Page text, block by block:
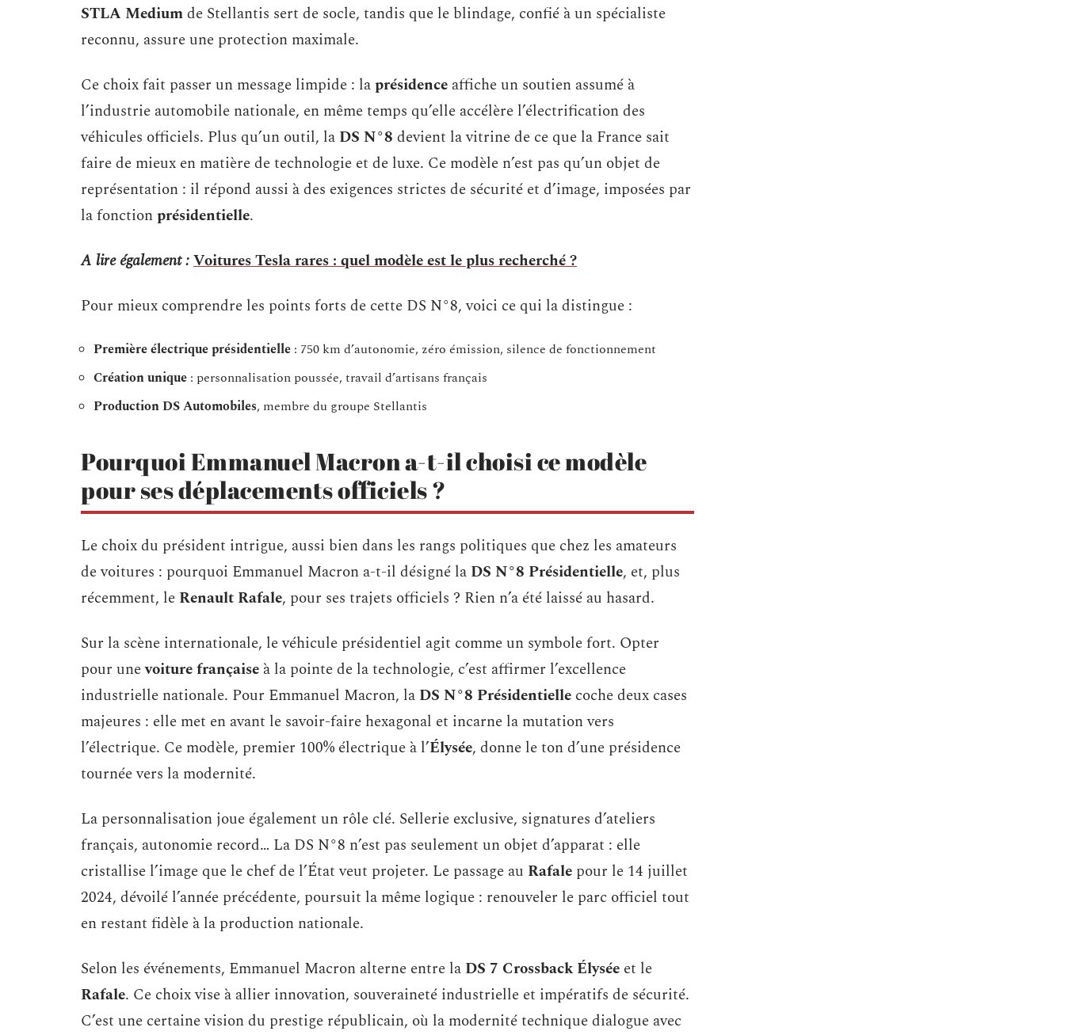
STLA Mediumde Stellantis sert de socle, tandis que le blindage, confié à un spécialiste
reconnu, assure une protection maximale.
Ce choix fait passer un message limpide : laprésidence affiche un soutien assumé à
l’industrie automobile nationale, en même temps qu’elle accélère l’électrification des
véhicules officiels. Plus qu’un outil, la DS N°8 devient la vitrine de ce que la France sait
faire de mieux en matière de technologie et de luxe. Ce modèle n’est pas qu’un objet de
représentation : il répond aussi à des exigences strictes de sécurité et d’image, imposées par
la fonctionprésidentielle.
A lire également :Voitures Tesla rares : quel modèle est le plus recherché ?
Pour mieux comprendre les points forts de cette DS N°8, voici ce qui la distingue :
Première électrique présidentielle : 750 km d’autonomie, zéro émission, silence de fonctionnement
Création unique : personnalisation poussée, travail d’artisans français
Production DS Automobiles, membre du groupe Stellantis
Pourquoi Emmanuel Macron a-t-il choisi ce modèle
pour ses déplacements officiels ?
Le choix du président intrigue, aussi bien dans les rangs politiques que chez les amateurs
de voitures : pourquoi Emmanuel Macron a-t-il désigné la DS N°8 Présidentielle, et, plus
récemment, le Renault Rafale, pour ses trajets officiels ? Rien n’a été laissé au hasard.
Sur la scène internationale, le véhicule présidentiel agit comme un symbole fort. Opter
pour unevoiture française à la pointe de la technologie, c’est affirmer l’excellence
industrielle nationale. Pour Emmanuel Macron, la DS N°8 Présidentielle coche deux cases
majeures : elle met en avant le savoir-faire hexagonal et incarne la mutation vers
l’électrique. Ce modèle, premier 100% électrique à l’Élysée, donne le ton d’une présidence
tournée vers la modernité.
La personnalisation joue également un rôle clé. Sellerie exclusive, signatures d’ateliers
français, autonomie record… La DS N°8 n’est pas seulement un objet d’apparat : elle
cristallise l’image que le chef de l’État veut projeter. Le passage au Rafale pour le 14 juillet
2024, dévoilé l’année précédente, poursuit la même logique : renouveler le parc officiel tout
en restant fidèle à la production nationale.
Selon les événements, Emmanuel Macron alterne entre la DS 7 Crossback Élysée et le
Rafale. Ce choix vise à allier innovation, souveraineté industrielle et impératifs de sécurité.
C’est une certaine vision du prestige républicain, où la modernité technique dialogue avec